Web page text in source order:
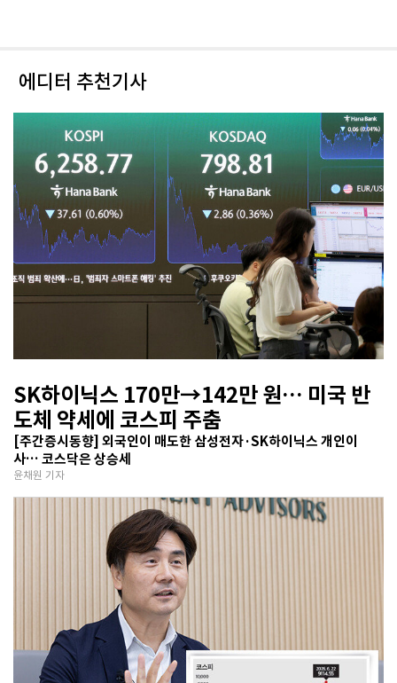
에디터 추천기사
SK하이닉스 170만→142만 원… 미국 반
도체 약세에 코스피 주춤
[주간증시동향] 외국인이 매도한 삼성전자·SK하이닉스 개인이
사… 코스닥은 상승세
윤채원 기자